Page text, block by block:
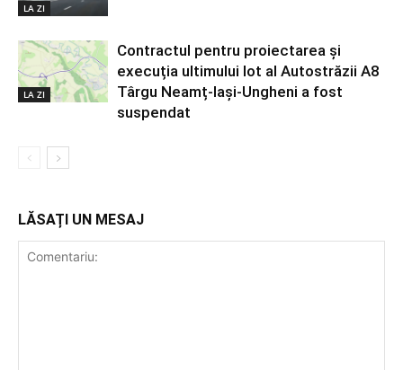
LA ZI
LA ZI
Contractul pentru proiectarea și
execuția ultimului lot al Autostrăzii A8
Târgu Neamț-Iași-Ungheni a fost
suspendat
LĂSAȚI UN MESAJ